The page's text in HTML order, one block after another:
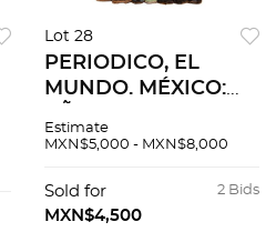
Lot 28
PERIODICO, EL
MUNDO. MÉXICO:
Pastas deterioradas.
pasta dura, lomo en
piel. Piezas: 7
Estimate
MXN$5,000 - MXN$8,000
2 Bids
Sold for
MXN$4,500